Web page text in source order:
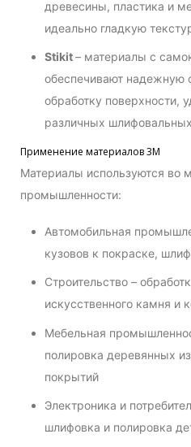
древесины, пластика и
идеально гладкую
Stikit– материалы с
обеспечивают надежную
обработку поверхности,
различных
Применение материалов 3М
Материалы используются во
промышленности:
Автомобильная
кузовов к покраске,
Строительство –
искусственного камня и
Мебельная
полировка деревянных
покрытий
Электроника и
шлифовка и полировка